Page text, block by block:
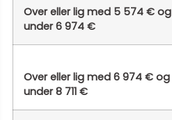
Over eller lig med 5 574 € og
under 6 974 €
Over eller lig med 6 974 € og
under 8 711 €